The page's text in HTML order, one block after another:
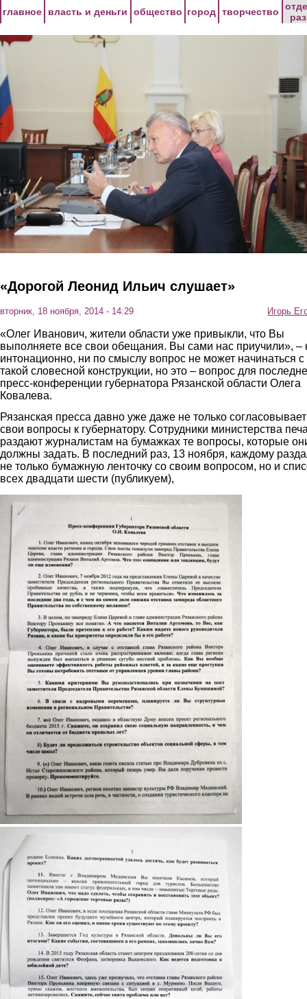
главное власть и деньги общество город творчество
«Дорогой Леонид Ильич слушает»
вторник, 18 ноября, 2014 - 14:29 Игорь
«Олег Иванович, жители области уже привыкли, что Вы
выполняете все свои обещания. Вы сами нас приучили», –
интонационно, ни по смыслу вопрос не может начинаться с
такой словесной конструкции, но это – вопрос для
пресс-конференции губернатора Рязанской области Олега
Ковалева.
Рязанская пресса давно уже даже не только согласовывает
свои вопросы к губернатору. Сотрудники министерства
раздают журналистам на бумажках те вопросы, которые
должны задать. В последний раз, 13 ноября, каждому
не только бумажную ленточку со своим вопросом, но и
всех двадцати шести (публикуем),
3.jpg
2.jpg